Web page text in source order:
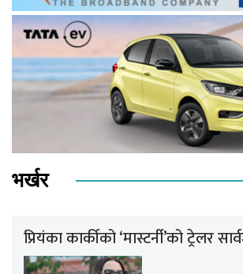
भर्खर
प्रियंका कार्कीको ‘मास्टर्नी’को ट्रेलर